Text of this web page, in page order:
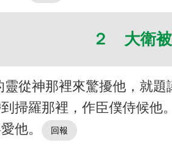
２ 大衛被
從神那裡來驚擾他，就
掃羅那裡，作臣僕侍候
他。